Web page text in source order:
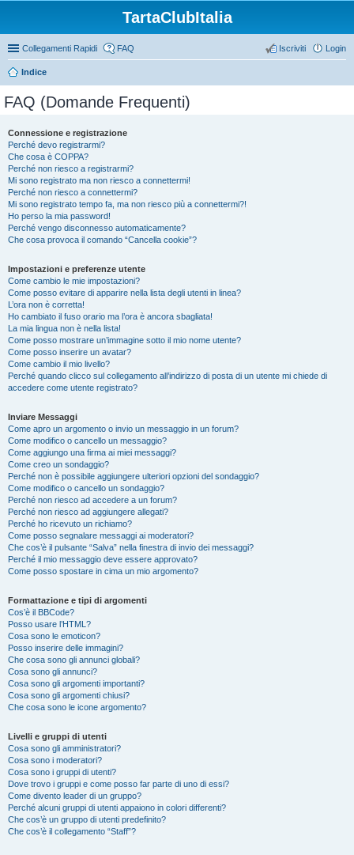
TartaClubItalia
Collegamenti Rapidi FAQ Login
Iscriviti
Indice
FAQ (Domande Frequenti)
Connessione e registrazione
Perché devo registrarmi?
Che cosa è COPPA?
Perché non riesco a registrarmi?
Mi sono registrato ma non riesco a connettermi!
Perché non riesco a connettermi?
Mi sono registrato tempo fa, ma non riesco più a connettermi?!
Ho perso la mia password!
Perché vengo disconnesso automaticamente?
Che cosa provoca il comando “Cancella cookie”?
Impostazioni e preferenze utente
Come cambio le mie impostazioni?
Come posso evitare di apparire nella lista degli utenti in linea?
L’ora non è corretta!
Ho cambiato il fuso orario ma l’ora è ancora sbagliata!
La mia lingua non è nella lista!
Come posso mostrare un’immagine sotto il mio nome utente?
Come posso inserire un avatar?
Come cambio il mio livello?
Perché quando clicco sul collegamento all’indirizzo di posta di un utente mi chiede di
accedere come utente registrato?
Inviare Messaggi
Come apro un argomento o invio un messaggio in un forum?
Come modifico o cancello un messaggio?
Come aggiungo una firma ai miei messaggi?
Come creo un sondaggio?
Perché non è possibile aggiungere ulteriori opzioni del sondaggio?
Come modifico o cancello un sondaggio?
Perché non riesco ad accedere a un forum?
Perché non riesco ad aggiungere allegati?
Perché ho ricevuto un richiamo?
Come posso segnalare messaggi ai moderatori?
Che cos’è il pulsante “Salva” nella finestra di invio dei messaggi?
Perché il mio messaggio deve essere approvato?
Come posso spostare in cima un mio argomento?
Formattazione e tipi di argomenti
Cos’è il BBCode?
Posso usare l’HTML?
Cosa sono le emoticon?
Posso inserire delle immagini?
Che cosa sono gli annunci globali?
Cosa sono gli annunci?
Cosa sono gli argomenti importanti?
Cosa sono gli argomenti chiusi?
Che cosa sono le icone argomento?
Livelli e gruppi di utenti
Cosa sono gli amministratori?
Cosa sono i moderatori?
Cosa sono i gruppi di utenti?
Dove trovo i gruppi e come posso far parte di uno di essi?
Come divento leader di un gruppo?
Perché alcuni gruppi di utenti appaiono in colori differenti?
Che cos’è un gruppo di utenti predefinito?
Che cos’è il collegamento “Staff”?